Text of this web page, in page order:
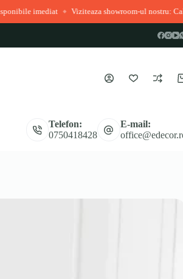
◆ Viziteaza showroom-ul nostru: Calea Bucovinei
Telefon:
0750418428
E-mail: